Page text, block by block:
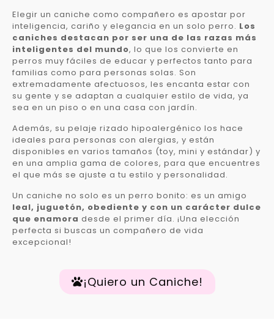
Elegir un caniche como compañero es apostar por
inteligencia, cariño y elegancia en un solo perro. Los
caniches destacan por ser una de las razas más
inteligentes del mundo, lo que los convierte en
perros muy fáciles de educar y perfectos tanto para
familias como para personas solas. Son
extremadamente afectuosos, les encanta estar con
su gente y se adaptan a cualquier estilo de vida, ya
sea en un piso o en una casa con jardín.
Además, su pelaje rizado hipoalergénico los hace
ideales para personas con alergias, y están
disponibles en varios tamaños (toy, mini y estándar) y
en una amplia gama de colores, para que encuentres
el que más se ajuste a tu estilo y personalidad.
Un caniche no solo es un perro bonito: es un amigo
leal, juguetón, obediente y con un carácter dulce
que enamora desde el primer día. ¡Una elección
perfecta si buscas un compañero de vida
excepcional!
¡Quiero un Caniche!